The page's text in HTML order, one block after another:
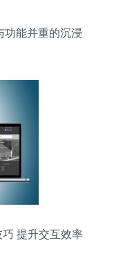
功能并重的沉浸
提升交互效率